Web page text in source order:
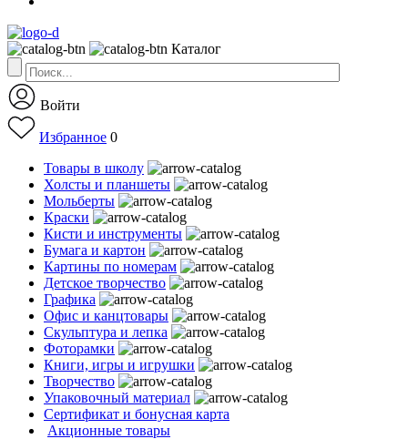
Каталог
Войти
Избранное 0
Товары в школу
Холсты и планшеты
Мольберты
Краски
Кисти и инструменты
Бумага и картон
Картины по номерам
Детское творчество
Графика
Офис и канцтовары
Скульптура и лепка
Фоторамки
Книги, игры и игрушки
Творчество
Упаковочный материал
Сертификат и бонусная карта
Акционные товары